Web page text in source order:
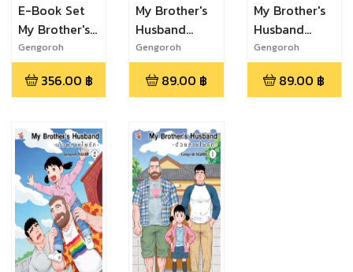
E-Book Set
My Brother's
Husband
-ด้วยสายใย
รัก- เล่ม 1-4
Gengoroh
TAGAME
356.00 ฿
My Brother's
Husband
-ด้วยสายใย
รัก- เล่ม 4 (จบ)
Gengoroh
TAGAME
89.00 ฿
My Brother's
Husband
-ด้วยสายใย
รัก- เล่ม 3
Gengoroh
TAGAME
89.00 ฿